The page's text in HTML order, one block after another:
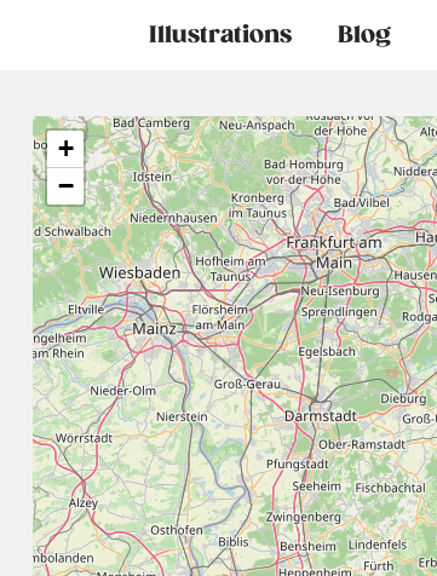
Main
navigation
Illustrations Blog
+
−